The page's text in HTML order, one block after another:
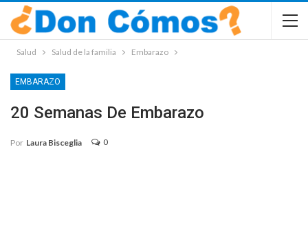
Salud Salud de la familia Embarazo
EMBARAZO
20 Semanas De Embarazo
Por Laura Bisceglia 0